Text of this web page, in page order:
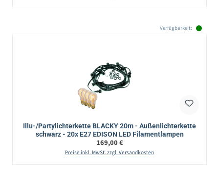
Verfügbarkeit:
Illu-/Partylichterkette BLACKY 20m - Außenlichterkette
schwarz - 20x E27 EDISON LED Filamentlampen
Regulärer Preis:
169,00 €
Preise inkl. MwSt. zzgl. Versandkosten